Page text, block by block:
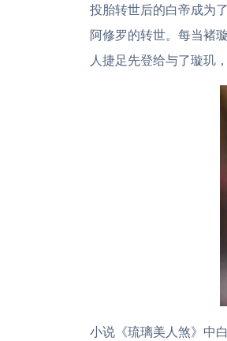
投胎转世后的白帝成为
阿修罗的转世。每当褚
人捷足先登给与了璇玑
小说《琉璃美人煞》中